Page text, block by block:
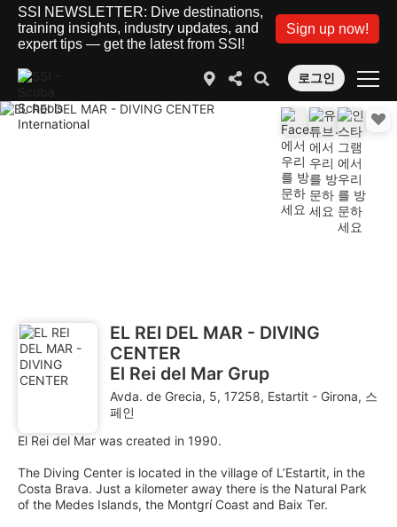
SSI NEWSLETTER: Dive destinations,
training insights, industry updates, and
expert tips — get the latest from SSI!
Sign up now!
로그인
EL REI DEL MAR - DIVING
CENTER
El Rei del Mar Grup
Avda. de Grecia, 5, 17258, Estartit - Girona, 스
페인
El Rei del Mar was created in 1990.
The Diving Center is located in the village of L’Estartit, in the
Costa Brava. Just a kilometer away there is the Natural Park
of the Medes Islands, the Montgrí Coast and Baix Ter.